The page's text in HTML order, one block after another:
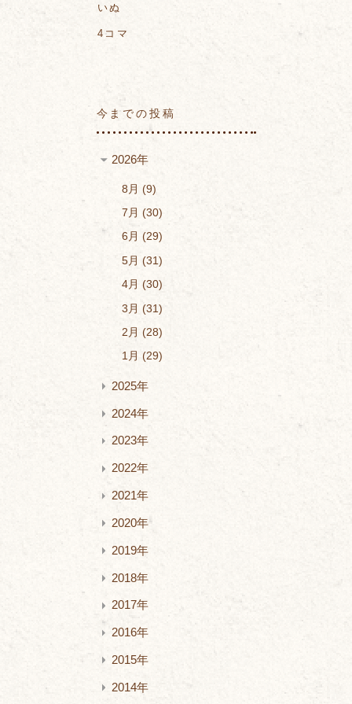
いぬ
4コマ
今までの投稿
2026年
8月
9
7月
30
6月
29
5月
31
4月
30
3月
31
2月
28
1月
29
2025年
2024年
2023年
2022年
2021年
2020年
2019年
2018年
2017年
2016年
2015年
2014年